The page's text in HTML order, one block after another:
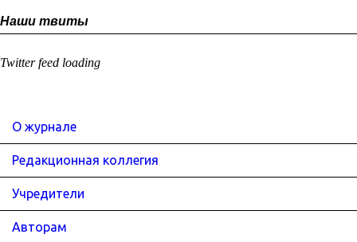
Наши твиты
Twitter feed loading
О журнале
Редакционная коллегия
Учредители
Авторам